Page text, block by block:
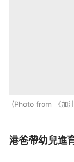
Photo from 《加
港爸帶幼兒進